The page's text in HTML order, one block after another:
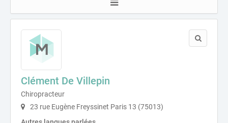
Clément De Villepin
Chiropracteur
23 rue Eugène Freyssinet Paris 13 (75013)